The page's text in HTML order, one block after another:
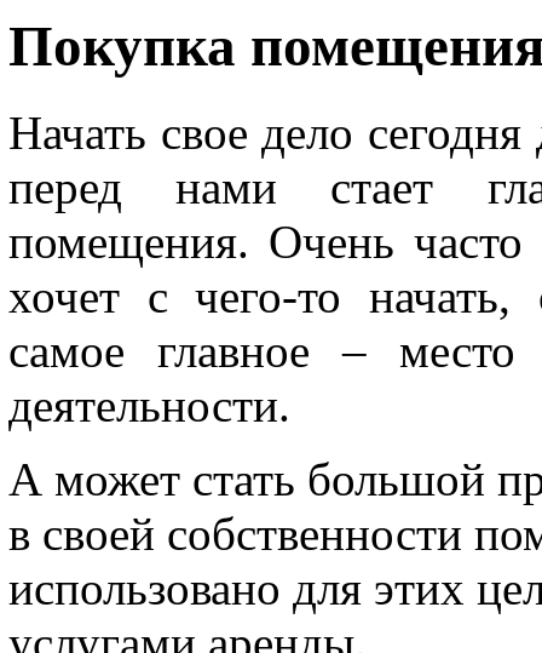
Покупка
Начать свое дело
перед нами стает
помещения. Очень
хочет с чего-то начать,
самое главное – место
деятельности.
А может стать большой
в своей собственности
использовано для этих
услугами аренды.